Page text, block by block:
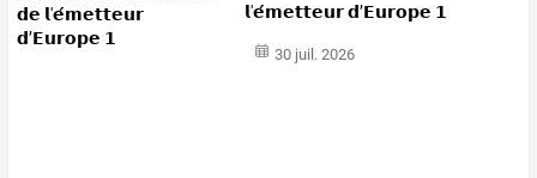
𝗹'𝗲́𝗺𝗲𝘁𝘁𝗲𝘂𝗿 𝗱’𝗘𝘂𝗿𝗼𝗽𝗲 𝟭
30 juil. 2026